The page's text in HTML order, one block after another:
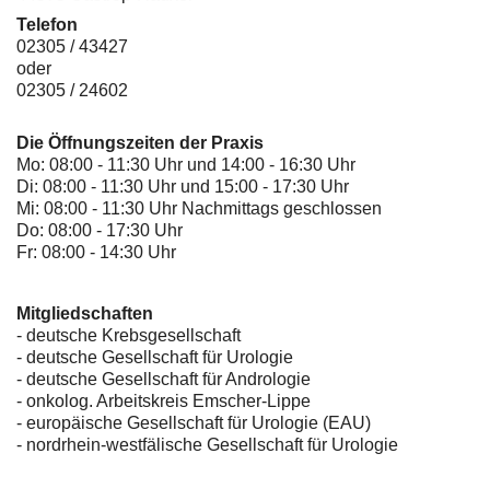
Telefon
02305 / 43427
oder
02305 / 24602
Die Öffnungszeiten der Praxis
Mo: 08:00 - 11:30 Uhr und 14:00 - 16:30 Uhr
Di: 08:00 - 11:30 Uhr und 15:00 - 17:30 Uhr
Mi: 08:00 - 11:30 Uhr Nachmittags geschlossen
Do: 08:00 - 17:30 Uhr
Fr: 08:00 - 14:30 Uhr
Mitgliedschaften
- deutsche Krebsgesellschaft
- deutsche Gesellschaft für Urologie
- deutsche Gesellschaft für Andrologie
- onkolog. Arbeitskreis Emscher-Lippe
- europäische Gesellschaft für Urologie (EAU)
- nordrhein-westfälische Gesellschaft für Urologie